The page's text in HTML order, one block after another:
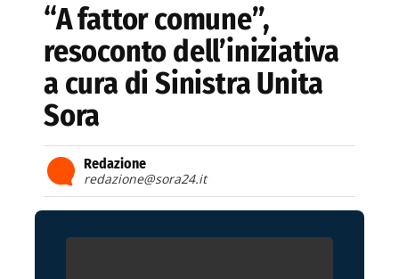
“A fattor comune”,
resoconto dell’iniziativa
a cura di Sinistra Unita
Sora
Redazione
redazione@sora24.it